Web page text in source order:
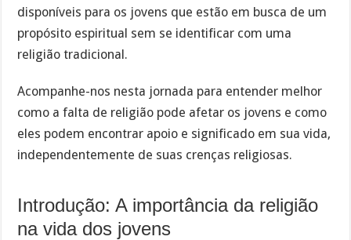
disponíveis para os jovens que estão em busca de um
propósito espiritual sem se identificar com uma
religião tradicional.
Acompanhe-nos nesta jornada para entender melhor
como a falta de religião pode afetar os jovens e como
eles podem encontrar apoio e significado em sua vida,
independentemente de suas crenças religiosas.
Introdução: A importância da religião
na vida dos jovens